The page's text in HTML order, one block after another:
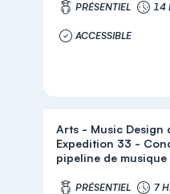
PRÉSENTIEL 14
ACCESSIBLE
Arts - Music Design
Expedition 33 -
pipeline de
PRÉSENTIEL 7